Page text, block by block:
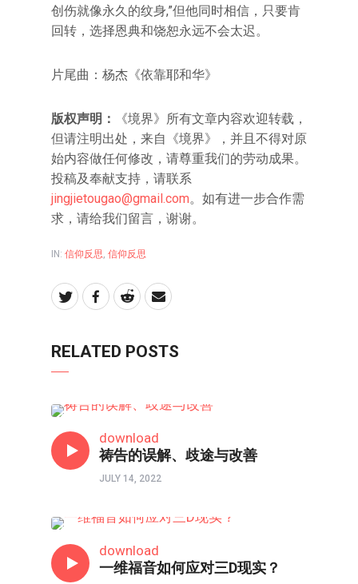
创伤就像永久的纹身,”但他同时相信，只要肯
回转，选择恩典和饶恕永远不会太迟。
片尾曲：杨杰《依靠耶和华》
版权声明：
《境界》所有文章内容欢迎转载，
但请注明出处，来自《境界》，并且不得对原
始内容做任何修改，请尊重我们的劳动成果。
投稿及奉献支持，请联系
jingjietougao@gmail.com。如有进一步合作需
求，请给我们留言，谢谢。
IN: 信仰反思, 信仰反思
RELATED POSTS
download
祷告的误解、歧途与改善
JULY 14, 2022
download
一维福音如何应对三D现实？